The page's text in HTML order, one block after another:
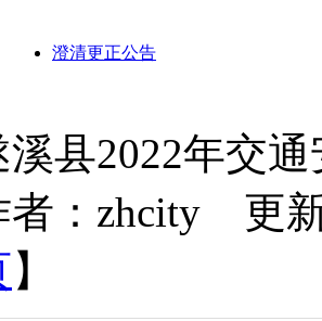
澄清更正公告
溪县2022年交
者：zhcity 更新
】